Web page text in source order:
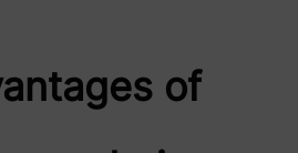
of